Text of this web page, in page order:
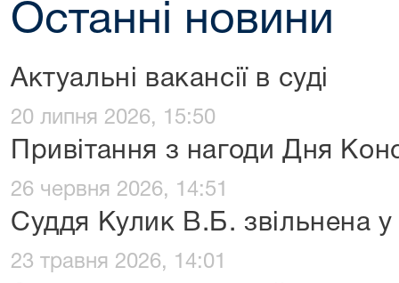
Останні новини
Актуальні вакансії в суді
20 липня 2026, 15:50
Привітання з нагоди Дня
26 червня 2026, 14:51
Суддя Кулик В.Б. звільнена у
23 травня 2026, 14:01